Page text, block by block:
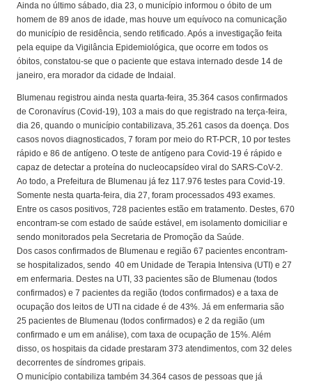
Ainda no último sábado, dia 23, o município informou o óbito de um
homem de 89 anos de idade, mas houve um equívoco na comunicação
do município de residência, sendo retificado. Após a investigação feita
pela equipe da Vigilância Epidemiológica, que ocorre em todos os
óbitos, constatou-se que o paciente que estava internado desde 14 de
janeiro, era morador da cidade de Indaial.
Blumenau registrou ainda nesta quarta-feira, 35.364 casos confirmados
de Coronavírus (Covid-19), 103 a mais do que registrado na terça-feira,
dia 26, quando o município contabilizava, 35.261 casos da doença. Dos
casos novos diagnosticados, 7 foram por meio do RT-PCR, 10 por testes
rápido e 86 de antígeno. O teste de antígeno para Covid-19 é rápido e
capaz de detectar a proteína do nucleocapsídeo viral do SARS-CoV-2.
Ao todo, a Prefeitura de Blumenau já fez 117.976 testes para Covid-19.
Somente nesta quarta-feira, dia 27, foram processados 493 exames.
Entre os casos positivos, 728 pacientes estão em tratamento. Destes, 670
encontram-se com estado de saúde estável, em isolamento domiciliar e
sendo monitorados pela Secretaria de Promoção da Saúde.
Dos casos confirmados de Blumenau e região 67 pacientes encontram-
se hospitalizados, sendo 40 em Unidade de Terapia Intensiva (UTI) e 27
em enfermaria. Destes na UTI, 33 pacientes são de Blumenau (todos
confirmados) e 7 pacientes da região (todos confirmados) e a taxa de
ocupação dos leitos de UTI na cidade é de 43%. Já em enfermaria são
25 pacientes de Blumenau (todos confirmados) e 2 da região (um
confirmado e um em análise), com taxa de ocupação de 15%. Além
disso, os hospitais da cidade prestaram 373 atendimentos, com 32 deles
decorrentes de síndromes gripais.
O município contabiliza também 34.364 casos de pessoas que já